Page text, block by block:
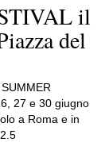
il
del
27 e 30 giugno
a Roma e in
102.5